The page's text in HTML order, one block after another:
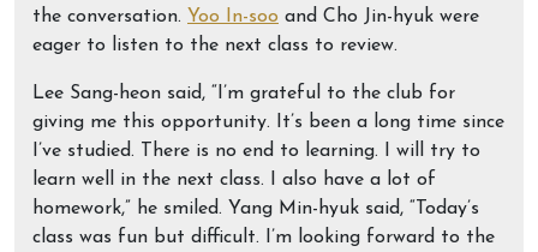
the conversation. Yoo In-soo and Cho Jin-hyuk were
eager to listen to the next class to review.
Lee Sang-heon said, “I’m grateful to the club for
giving me this opportunity. It’s been a long time since
I’ve studied. There is no end to learning. I will try to
learn well in the next class. I also have a lot of
homework,” he smiled. Yang Min-hyuk said, “Today’s
class was fun but difficult. I’m looking forward to the